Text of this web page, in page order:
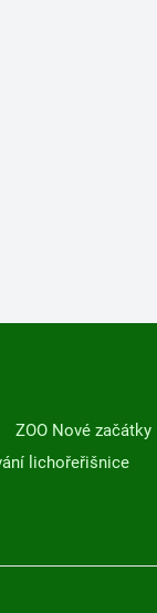
ZOO Nové začátky
lichořeřišnice